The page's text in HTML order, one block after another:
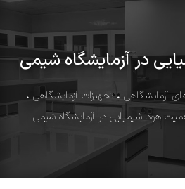
در آزمایشگاه شیمی
آزمایشگاهی •تجهیزات آزمایشگاهی •
هود شیمیایی در آزمایشگاه شیمی